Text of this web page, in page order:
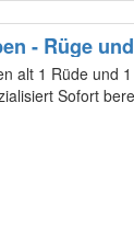
- Rüge
Sofort